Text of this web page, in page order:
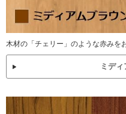
木材の「チェリー」のような赤みを
ミデ